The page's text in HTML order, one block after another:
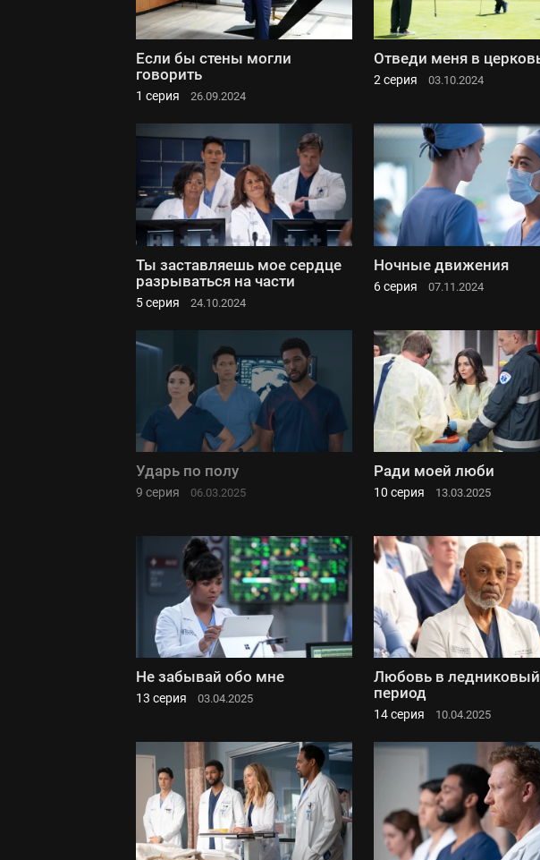
Если бы стены могли
говорить
1 серия 26.09.2024
Отведи меня в
2 серия 03.10.2024
Ты заставляешь мое сердце
разрываться на части
5 серия 24.10.2024
Ночные движения
6 серия 07.11.2024
Ударь по полу
9 серия 06.03.2025
Ради моей люби
10 серия 13.03.2025
Не забывай обо мне
13 серия 03.04.2025
Любовь в ледниковый
период
14 серия 10.04.2025